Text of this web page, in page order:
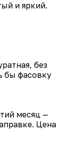
и яркий.
без
бы фасовку
месяц —
Цена